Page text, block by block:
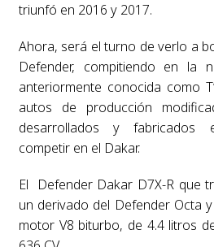
triunfó en 2016 y 2017.
Ahora, será el turno de verlo a
Defender, compitiendo en la
anteriormente conocida como
autos de producción
desarrollados y fabricados
competir en el Dakar.
El Defender Dakar D7X-R que
un derivado del Defender Octa
motor V8 biturbo, de 4.4 litros